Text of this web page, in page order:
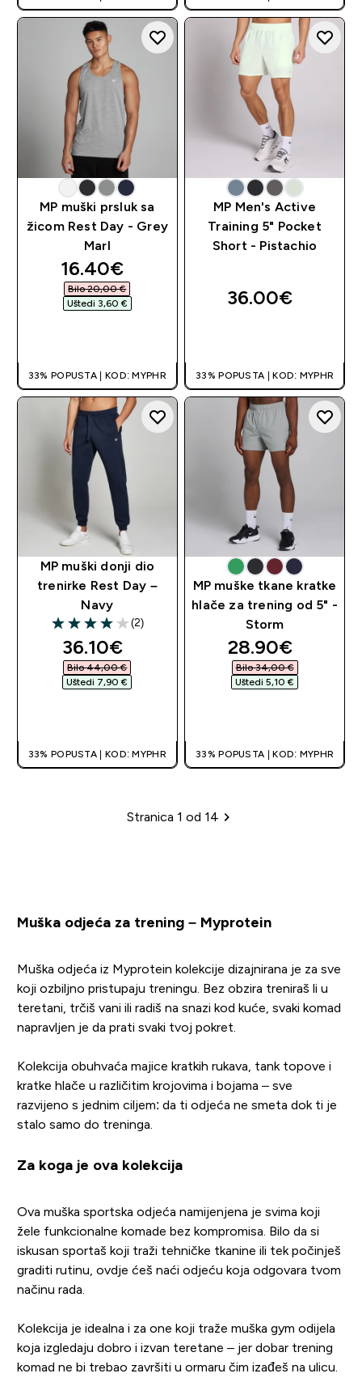
MP muški prsluk sa
žicom Rest Day - Grey
Marl
discounted price
16.40€‎
Bilo 20,00 €‎
Uštedi 3,60 €‎
33% POPUSTA | KOD: MYPHR
MP Men's Active
Training 5" Pocket
Short - Pistachio
36.00€‎
33% POPUSTA | KOD: MYPHR
MP muški donji dio
trenirke Rest Day –
Navy
4 out of 5 stars
(2)
discounted price
36.10€‎
Bilo 44,00 €‎
Uštedi 7,90 €‎
33% POPUSTA | KOD: MYPHR
MP muške tkane kratke
hlače za trening od 5" -
Storm
discounted
28.90€‎
Bilo 34,00 €‎
Uštedi 5,10 €‎
33% POPUSTA | KOD: MYPHR
Stranica
Stranica 1 od 14
Muška odjeća za trening – Myprotein
Muška odjeća iz Myprotein kolekcije dizajnirana je za sve
koji ozbiljno pristupaju treningu. Bez obzira treniraš li u
teretani, trčiš vani ili radiš na snazi kod kuće, svaki komad
napravljen je da prati svaki tvoj pokret.
Kolekcija obuhvaća majice kratkih rukava, tank topove i
kratke hlače u različitim krojovima i bojama – sve
razvijeno s jednim ciljem: da ti odjeća ne smeta dok ti je
stalo samo do treninga.
Za koga je ova kolekcija
Ova muška sportska odjeća namijenjena je svima koji
žele funkcionalne komade bez kompromisa. Bilo da si
iskusan sportaš koji traži tehničke tkanine ili tek počinješ
graditi rutinu, ovdje ćeš naći odjeću koja odgovara tvom
načinu rada.
Kolekcija je idealna i za one koji traže muška gym odijela
koja izgledaju dobro i izvan teretane – jer dobar trening
komad ne bi trebao završiti u ormaru čim izađeš na ulicu.